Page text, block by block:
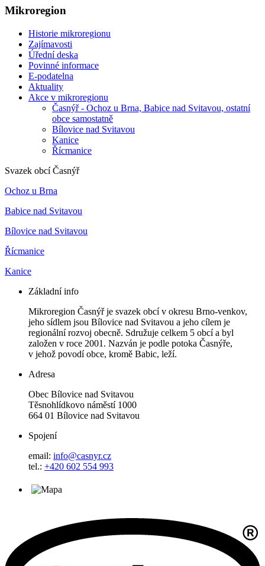
Mikroregion
Historie mikroregionu
Zajímavosti
Úřední deska
Povinné informace
E-podatelna
Aktuality
Akce v mikroregionu
Časnýř - Ochoz u Brna, Babice nad Svitavou, ostatní
obce samostatně
Bílovice nad Svitavou
Kanice
Řícmanice
Svazek obcí Časnýř
Ochoz u Brna
Babice nad Svitavou
Bílovice nad Svitavou
Řícmanice
Kanice
Základní info
Mikroregion Časnýř je svazek obcí v okresu Brno-venkov,
jeho sídlem jsou Bílovice nad Svitavou a jeho cílem je
regionální rozvoj obecně. Sdružuje celkem 5 obcí a byl
založen v roce 2001. Nazván je podle potoka Časnýře,
v jehož povodí obce, kromě Babic, leží.
Adresa
Obec Bílovice nad Svitavou
Těsnohlídkovo náměstí 1000
664 01 Bílovice nad Svitavou
Spojení
email: info@casnyr.cz
tel.: +420 602 554 993